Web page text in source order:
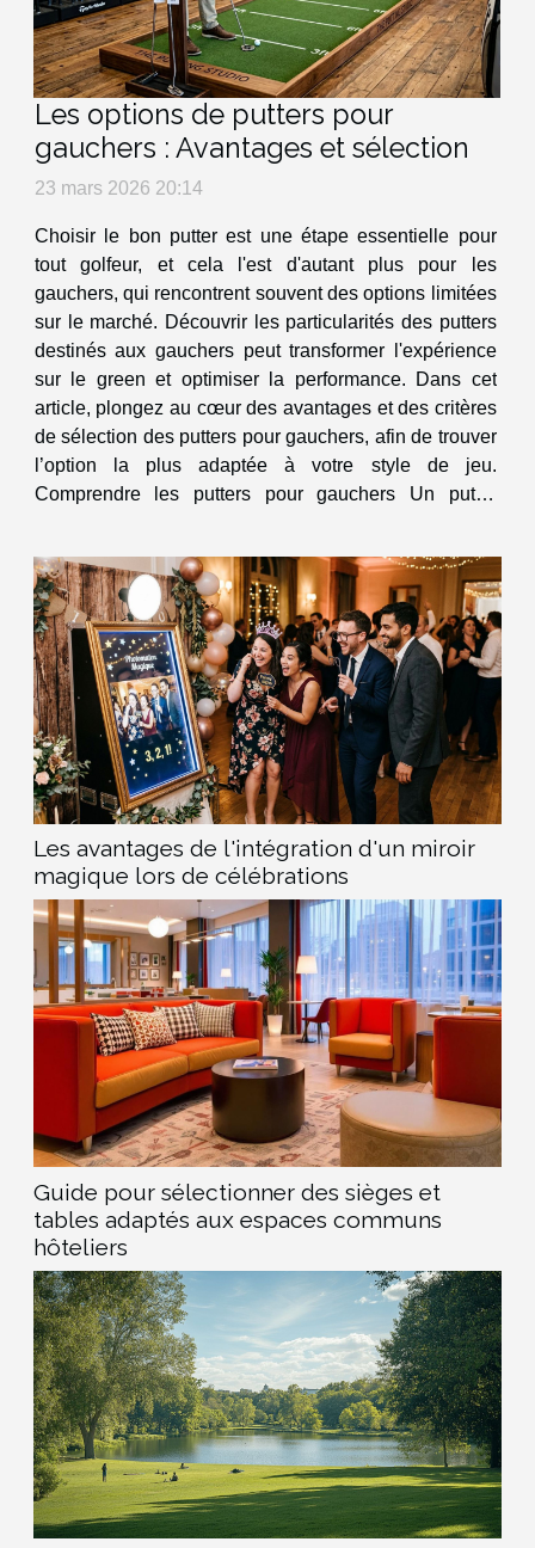
Les options de putters pour
gauchers : Avantages et sélection
23 mars 2026 20:14
Choisir le bon putter est une étape essentielle pour
tout golfeur, et cela l'est d'autant plus pour les
gauchers, qui rencontrent souvent des options limitées
sur le marché. Découvrir les particularités des putters
destinés aux gauchers peut transformer l'expérience
sur le green et optimiser la performance. Dans cet
article, plongez au cœur des avantages et des critères
de sélection des putters pour gauchers, afin de trouver
l’option la plus adaptée à votre style de jeu.
Comprendre les putters pour gauchers Un putter
Les avantages de l'intégration d'un miroir
magique lors de célébrations
Guide pour sélectionner des sièges et
tables adaptés aux espaces communs
hôteliers